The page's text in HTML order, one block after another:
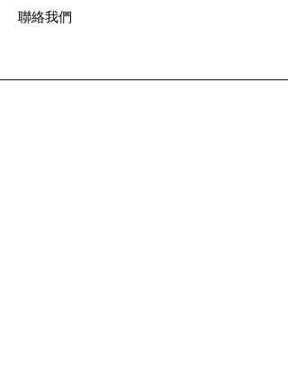
​聯絡我們